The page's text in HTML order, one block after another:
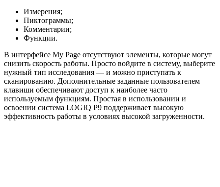
Измерения;
Пиктограммы;
Комментарии;
Функции.
В интерфейсе My Page отсутствуют элементы, которые могут
снизить скорость работы. Просто войдите в систему, выберите
нужный тип исследования — и можно приступать к
сканированию. Дополнительные заданные пользователем
клавиши обеспечивают доступ к наиболее часто
используемым функциям. Простая в использовании и
освоении система LOGIQ P9 поддерживает высокую
эффективность работы в условиях высокой загруженности.